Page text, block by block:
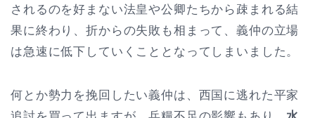
されるのを好まない法皇や公卿たちから疎まれる結
果に終わり、折からの失敗も相まって、義仲の立場
は急速に低下していくこととなってしまいました。
何とか勢力を挽回したい義仲は、西国に逃れた平家